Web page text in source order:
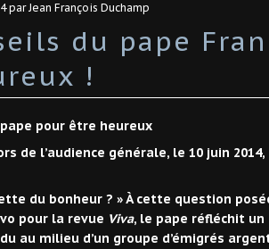
par Jean François Duchamp
du pape
!
pour être heureux
de l’audience générale, le 10 juin
du bonheur ? » À cette question
pour la revue Viva, le pape réfléchit un
au milieu d’un groupe d’émigrés